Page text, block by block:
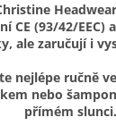
CE (93/42/
ale zaručují i
nejlépe ručně
nebo
přímém slunci.